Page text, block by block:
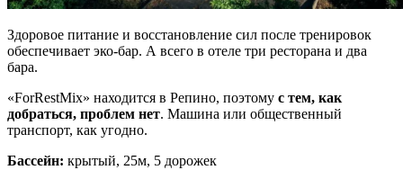
Здоровое питание и восстановление сил после тренировок
обеспечивает эко-бар. А всего в отеле три ресторана и два
бара.
«ForRestMix» находится в Репино, поэтому с тем, как
добраться, проблем нет. Машина или общественный
транспорт, как угодно.
Бассейн: крытый, 25м, 5 дорожек